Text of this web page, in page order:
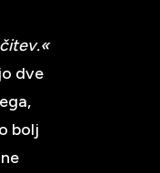
dve
bolj